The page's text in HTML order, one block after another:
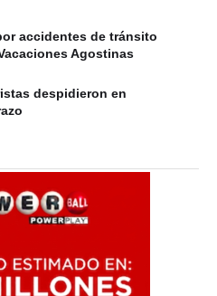
accidentes de tránsito
Agostinas
despidieron en